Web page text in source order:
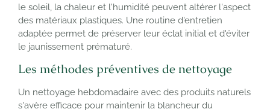
le soleil, la chaleur et l'humidité peuvent altérer l'aspect
des matériaux plastiques. Une routine d'entretien
adaptée permet de préserver leur éclat initial et d'éviter
le jaunissement prématuré.
Les méthodes préventives de nettoyage
Un nettoyage hebdomadaire avec des produits naturels
s'avère efficace pour maintenir la blancheur du